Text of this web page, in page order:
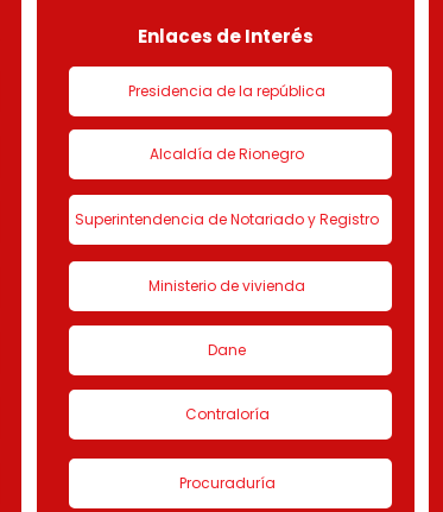
Enlaces de Interés
Presidencia de la república
Alcaldía de Rionegro
Superintendencia de Notariado y Registro
Ministerio de vivienda
Dane
Contraloría
Procuraduría